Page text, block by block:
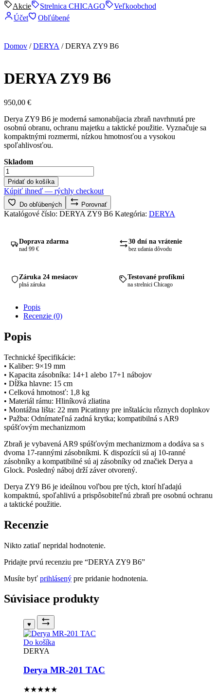
Akcie
Strelnica CHICAGO
Veľkoobchod
Účet
Obľúbené
Domov /DERYA / DERYA ZY9 B6
DERYA ZY9 B6
950,00 €
Derya ZY9 B6 je moderná samonabíjacia zbraň navrhnutá pre
osobnú obranu, ochranu majetku a taktické použitie. Vyznačuje sa
kompaktnými rozmermi, nízkou hmotnosťou a vysokou
spoľahlivosťou.
Skladom
množstvo
DERYA
ZY9
B6
Pridať do košíka
Kúpiť ihneď — rýchly checkout
Do obľúbených Porovnať
Katalógové číslo: DERYA ZY9 B6 Kategória: DERYA
Doprava zdarma
nad 99 €
30 dní na vrátenie
bez udania dôvodu
Záruka 24 mesiacov
plná záruka
Testované profíkmi
na strelnici Chicago
Popis
Recenzie (0)
Popis
Technické špecifikácie:
• Kaliber: 9×19 mm
• Kapacita zásobníka: 14+1 alebo 17+1 nábojov
• Dĺžka hlavne: 15 cm
• Celková hmotnosť: 1,8 kg
• Materiál rámu: Hliníková zliatina
• Montážna lišta: 22 mm Picatinny pre inštaláciu rôznych doplnkov
• Pažba: Odnímateľná zadná krytka; kompatibilná s AR9
spúšťovým mechanizmom
Zbraň je vybavená AR9 spúšťovým mechanizmom a dodáva sa s
dvoma 17-rannými zásobníkmi. K dispozícii sú aj 10-ranné
zásobníky a kompatibilné sú aj zásobníky od značiek Derya a
Glock. Posledný náboj drží záver otvorený.
Derya ZY9 B6 je ideálnou voľbou pre tých, ktorí hľadajú
kompaktnú, spoľahlivú a prispôsobiteľnú zbraň pre osobnú ochranu
a taktické použitie.
Recenzie
Nikto zatiaľ nepridal hodnotenie.
Pridajte prvú recenziu pre “DERYA ZY9 B6”
Musíte byť prihlásený pre pridanie hodnotenia.
Súvisiace produkty
♥
Do košíka
DERYA
Derya MR-201 TAC
★★★★★